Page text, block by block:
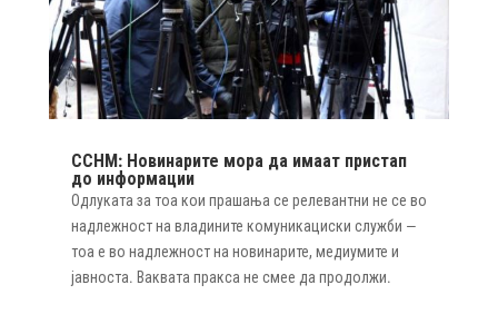
ССНМ: Новинарите мора да имаат пристап
до информации
Одлуката за тоа кои прашања се релевантни не се во
надлежност на владините комуникациски служби —
тоа е во надлежност на новинарите, медиумите и
јавноста. Ваквата пракса не смее да продолжи.